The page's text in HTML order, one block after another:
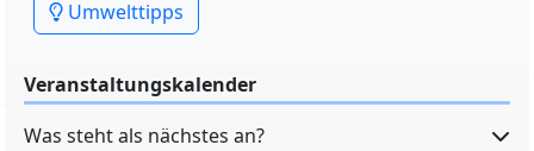
Umwelttipps
Veranstaltungskalender
Was steht als nächstes an?